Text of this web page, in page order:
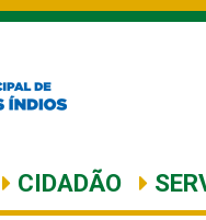
CIDADÃO